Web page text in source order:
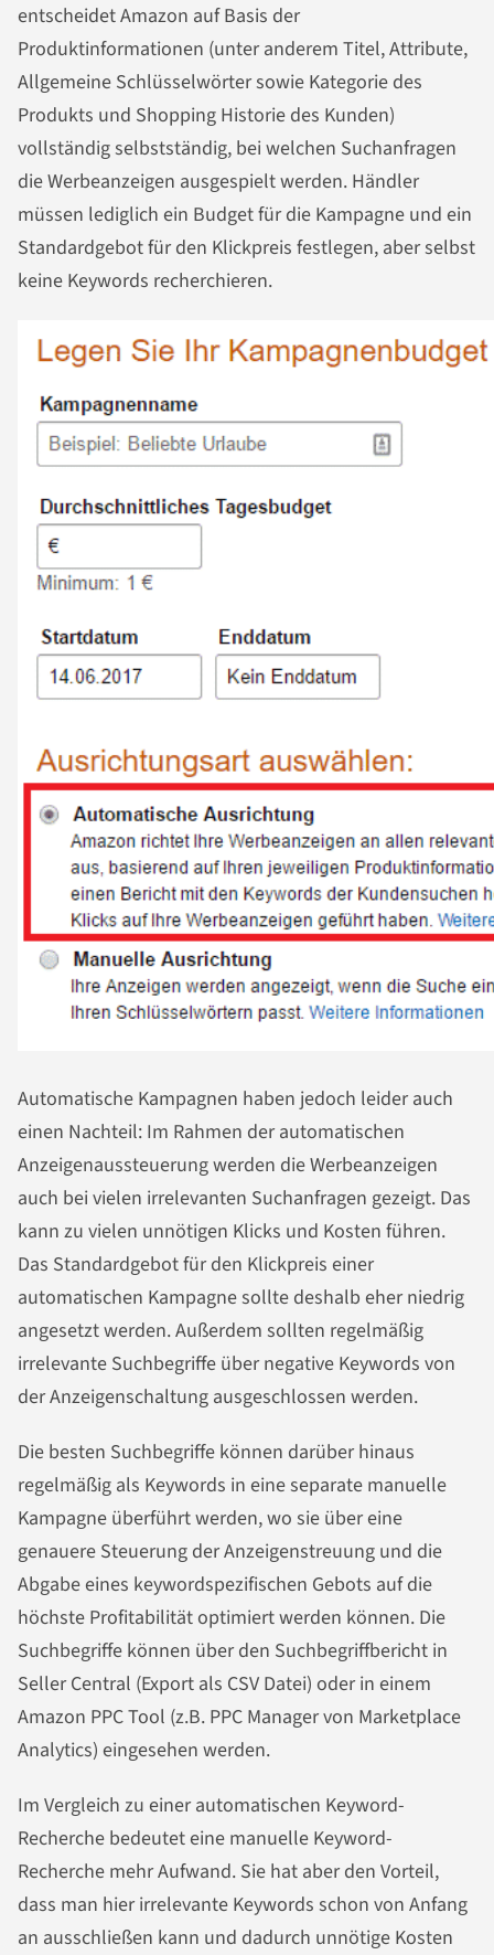
entscheidet Amazon auf Basis der
Produktinformationen (unter anderem Titel, Attribute,
Allgemeine Schlüsselwörter sowie Kategorie des
Produkts und Shopping Historie des Kunden)
vollständig selbstständig, bei welchen Suchanfragen
die Werbeanzeigen ausgespielt werden. Händler
müssen lediglich ein Budget für die Kampagne und ein
Standardgebot für den Klickpreis festlegen, aber selbst
keine Keywords recherchieren.
Automatische Kampagnen haben jedoch leider auch
einen Nachteil: Im Rahmen der automatischen
Anzeigenaussteuerung werden die Werbeanzeigen
auch bei vielen irrelevanten Suchanfragen gezeigt. Das
kann zu vielen unnötigen Klicks und Kosten führen.
Das Standardgebot für den Klickpreis einer
automatischen Kampagne sollte deshalb eher niedrig
angesetzt werden. Außerdem sollten regelmäßig
irrelevante Suchbegriffe über negative Keywords von
der Anzeigenschaltung ausgeschlossen werden.
Die besten Suchbegriffe können darüber hinaus
regelmäßig als Keywords in eine separate manuelle
Kampagne überführt werden, wo sie über eine
genauere Steuerung der Anzeigenstreuung und die
Abgabe eines keywordspezifischen Gebots auf die
höchste Profitabilität optimiert werden können. Die
Suchbegriffe können über den Suchbegriffbericht in
Seller Central (Export als CSV Datei) oder in einem
Amazon PPC Tool (z.B. PPC Manager von Marketplace
Analytics) eingesehen werden.
Im Vergleich zu einer automatischen Keyword-
Recherche bedeutet eine manuelle Keyword-
Recherche mehr Aufwand. Sie hat aber den Vorteil,
dass man hier irrelevante Keywords schon von Anfang
an ausschließen kann und dadurch unnötige Kosten